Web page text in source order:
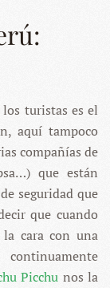
turistas es el
aquí tampoco
compañías de
que están
seguridad que
que cuando
cara con una
Picchu nos la